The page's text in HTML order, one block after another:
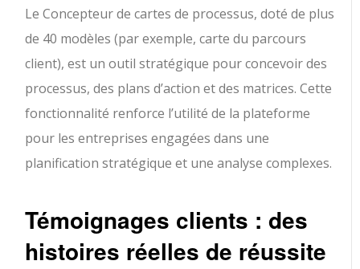
Le Concepteur de cartes de processus, doté de plus
de 40 modèles (par exemple, carte du parcours
client), est un outil stratégique pour concevoir des
processus, des plans d’action et des matrices. Cette
fonctionnalité renforce l’utilité de la plateforme
pour les entreprises engagées dans une
planification stratégique et une analyse complexes.
Témoignages clients : des
histoires réelles de réussite